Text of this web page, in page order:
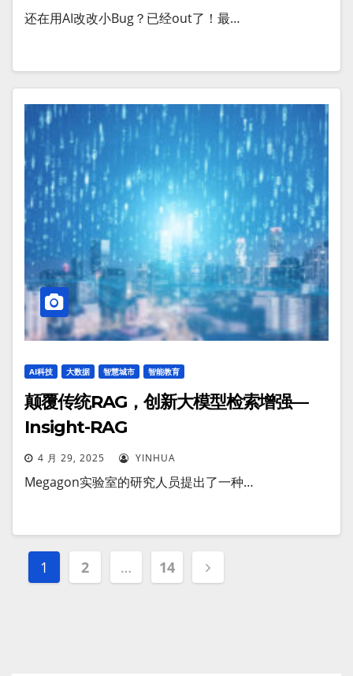
还在用AI改改小Bug？已经out了！最…
AI科技 大数据 智慧城市 智能教育
颠覆传统RAG，创新大模型检索增强—
Insight-RAG
4 月 29, 2025 YINHUA
Megagon实验室的研究人员提出了一种…
文
1 2 … 14